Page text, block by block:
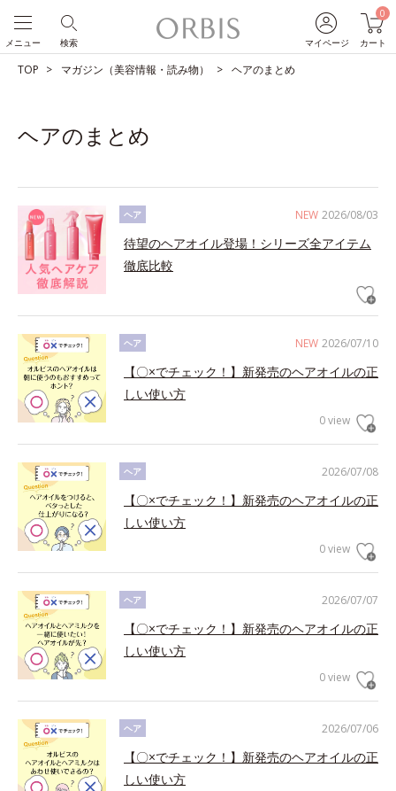
マイページ
0
カート
検索
メニュー
TOP マガジン（美容情報・読み物） ヘアのまとめ
ヘアのまとめ
NEW 2026/08/03
ヘア
待望のヘアオイル登場！シリーズ全アイテム
徹底比較
NEW 2026/07/10
ヘア
【〇×でチェック！】新発売のヘアオイルの正
しい使い方
0 view
2026/07/08
ヘア
【〇×でチェック！】新発売のヘアオイルの正
しい使い方
0 view
2026/07/07
ヘア
【〇×でチェック！】新発売のヘアオイルの正
しい使い方
0 view
2026/07/06
ヘア
【〇×でチェック！】新発売のヘアオイルの正
しい使い方